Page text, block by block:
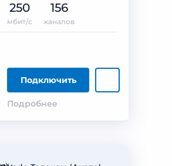
Подключить
Подробнее
250
мбит/с
156
каналов